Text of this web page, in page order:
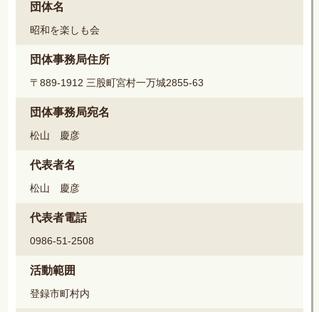
団体名
昭和を楽しも会
団体事務局住所
〒889-1912 三股町宮村一万城2855-63
団体事務局宛名
松山 慶彦
代表者名
松山 慶彦
代表者電話
0986-51-2508
活動範囲
登録市町村内